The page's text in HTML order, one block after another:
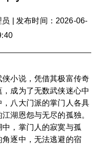
员
发布时间：2026-06-
侠小说，凭借其极富传奇
成为了无数武侠迷心中
八大门派的掌门人各具
湖恩怨与无尽的孤独。
，掌门人的寂寞与孤
逐中，无法逃避的宿